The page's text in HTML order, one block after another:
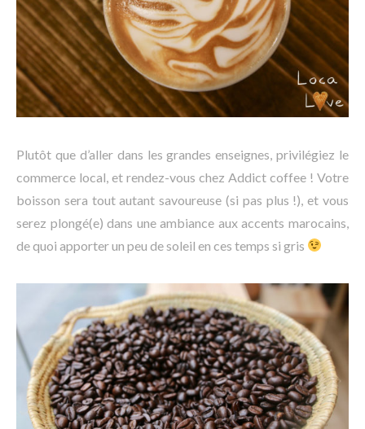
Plutôt que d’aller dans les grandes enseignes, privilégiez le
commerce local, et rendez-vous chez Addict coffee ! Votre
boisson sera tout autant savoureuse (si pas plus !), et vous
serez plongé(e) dans une ambiance aux accents marocains,
de quoi apporter un peu de soleil en ces temps si gris